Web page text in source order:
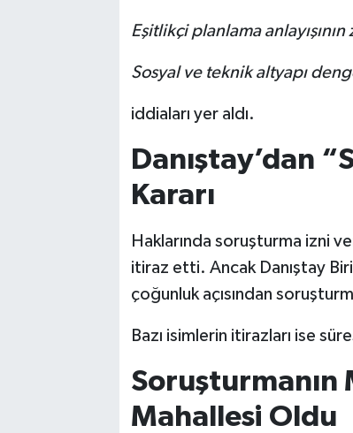
Eşitlikçi planlama
Sosyal ve teknik altyapı
iddiaları yer aldı.
Danıştay’dan
Kararı
Haklarında soruşturma izni
itiraz etti. Ancak Danıştay
çoğunluk açısından
Bazı isimlerin itirazları ise
Soruşturmanın
Mahallesi Oldu